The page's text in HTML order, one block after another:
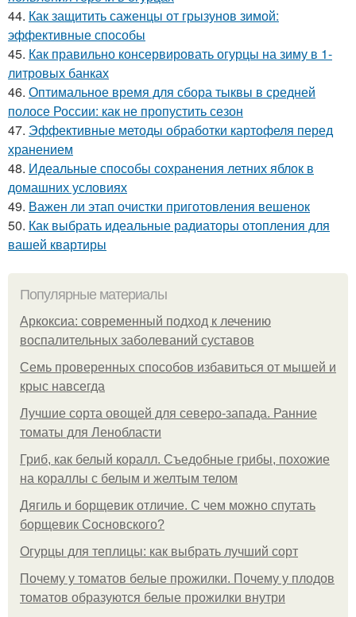
44. Как защитить саженцы от грызунов зимой:
эффективные способы
45. Как правильно консервировать огурцы на зиму в 1-
литровых банках
46. Оптимальное время для сбора тыквы в средней
полосе России: как не пропустить сезон
47. Эффективные методы обработки картофеля перед
хранением
48. Идеальные способы сохранения летних яблок в
домашних условиях
49. Важен ли этап очистки приготовления вешенок
50. Как выбрать идеальные радиаторы отопления для
вашей квартиры
Популярные материалы
Аркоксиа: современный подход к лечению
воспалительных заболеваний суставов
Семь проверенных способов избавиться от мышей и
крыс навсегда
Лучшие сорта овощей для северо-запада. Ранние
томаты для Ленобласти
Гриб, как белый коралл. Съедобные грибы, похожие
на кораллы с белым и желтым телом
Дягиль и борщевик отличие. С чем можно спутать
борщевик Сосновского?
Огурцы для теплицы: как выбрать лучший сорт
Почему у томатов белые прожилки. Почему у плодов
томатов образуются белые прожилки внутри